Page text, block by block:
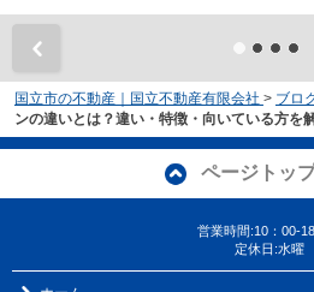
国立市の不動産｜国立不動産有限会社 > ブロ
ンの違いとは？違い・特徴・向いている方を
ページトッ
営業時間:10：00-
定休日:水曜